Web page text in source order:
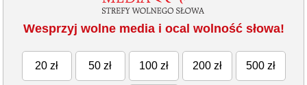
Wesprzyj wolne media i ocal wolność słowa!
20 zł 50 zł 100 zł 200 zł 500 zł